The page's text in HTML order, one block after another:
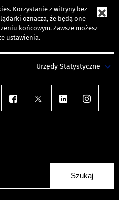
. Korzystanie z witryny bez
oznacza, że będą one
końcowym. Zawsze możesz
ustawienia.
Urzędy Statystyczne